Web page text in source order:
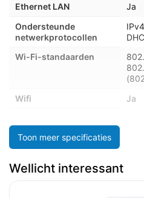
Ethernet LAN
Ja
Ondersteunde
netwerkprotocollen
Wi-Fi-standaarden
Wifi
Ja
Poorten & interfaces
USB-poort
USB-versie
Toon meer specificaties
Wellicht interessant